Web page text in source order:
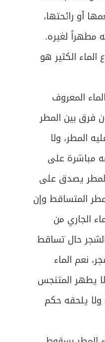
أو رائحتها،
مطهراً لغيره.
الكثير هو
المعروف
فرق بين المطر
المطر، ولا
مباشرة على
يصدق على
المتساقط وإن
الجاري من
الشجر حال تساقط
نعم الماء
يطهر المتنجس
يلحقه حكم
التيمم
الصلاة
الفرائض ونوافلها
المصلي
في الصلاة
المصلي
الصلاة